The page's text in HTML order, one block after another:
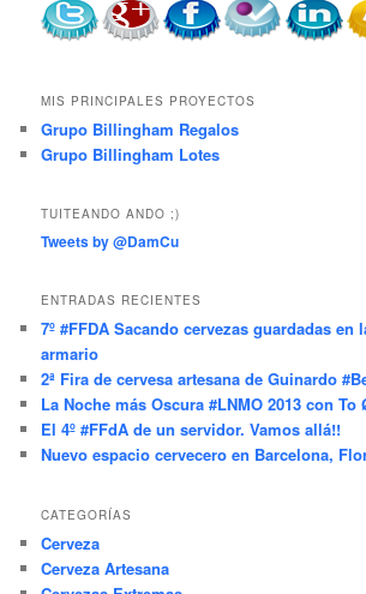
MIS PRINCIPALES PROYECTOS
Grupo Billingham Regalos
Grupo Billingham Lotes
TUITEANDO ANDO ;)
Tweets by @DamCu
ENTRADAS RECIENTES
7º #FFDA Sacando cervezas guardadas en
armario
2ª Fira de cervesa artesana de Guinardo
La Noche más Oscura #LNMO 2013 con
El 4º #FFdA de un servidor. Vamos allá!!
Nuevo espacio cervecero en Barcelona,
CATEGORÍAS
Cerveza
Cerveza Artesana